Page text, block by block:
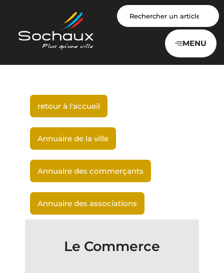
MENU
retour à l'accueil
Annuaire de la ville
Annuaire des commerçants
Annuaire des associations
Le Commerce
Panneau de gestion des cookies